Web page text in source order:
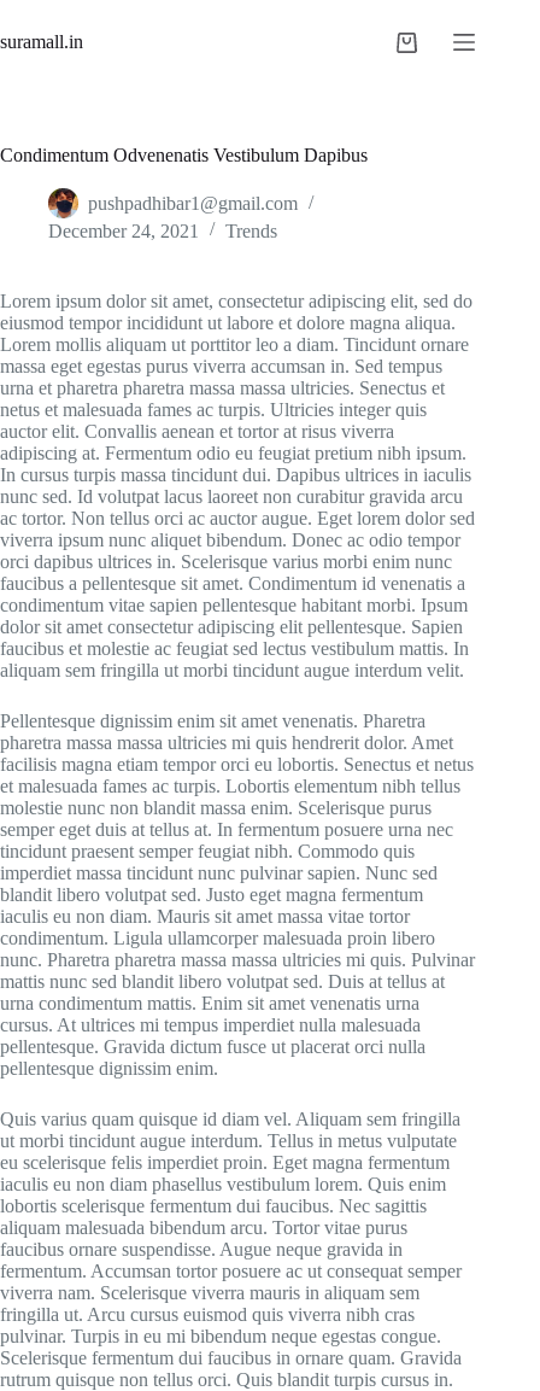
content
suramall.in
Shopping
Condimentum Odvenenatis Vestibulum Dapibus
pushpadhibar1@gmail.com
December 24, 2021
Trends
Lorem ipsum dolor sit amet, consectetur adipiscing elit, sed do
eiusmod tempor incididunt ut labore et dolore magna aliqua.
Lorem mollis aliquam ut porttitor leo a diam. Tincidunt ornare
massa eget egestas purus viverra accumsan in. Sed tempus
urna et pharetra pharetra massa massa ultricies. Senectus et
netus et malesuada fames ac turpis. Ultricies integer quis
auctor elit. Convallis aenean et tortor at risus viverra
adipiscing at. Fermentum odio eu feugiat pretium nibh ipsum.
In cursus turpis massa tincidunt dui. Dapibus ultrices in iaculis
nunc sed. Id volutpat lacus laoreet non curabitur gravida arcu
ac tortor. Non tellus orci ac auctor augue. Eget lorem dolor sed
viverra ipsum nunc aliquet bibendum. Donec ac odio tempor
orci dapibus ultrices in. Scelerisque varius morbi enim nunc
faucibus a pellentesque sit amet. Condimentum id venenatis a
condimentum vitae sapien pellentesque habitant morbi. Ipsum
dolor sit amet consectetur adipiscing elit pellentesque. Sapien
faucibus et molestie ac feugiat sed lectus vestibulum mattis. In
aliquam sem fringilla ut morbi tincidunt augue interdum velit.
Pellentesque dignissim enim sit amet venenatis. Pharetra
pharetra massa massa ultricies mi quis hendrerit dolor. Amet
facilisis magna etiam tempor orci eu lobortis. Senectus et netus
et malesuada fames ac turpis. Lobortis elementum nibh tellus
molestie nunc non blandit massa enim. Scelerisque purus
semper eget duis at tellus at. In fermentum posuere urna nec
tincidunt praesent semper feugiat nibh. Commodo quis
imperdiet massa tincidunt nunc pulvinar sapien. Nunc sed
blandit libero volutpat sed. Justo eget magna fermentum
iaculis eu non diam. Mauris sit amet massa vitae tortor
condimentum. Ligula ullamcorper malesuada proin libero
nunc. Pharetra pharetra massa massa ultricies mi quis. Pulvinar
mattis nunc sed blandit libero volutpat sed. Duis at tellus at
urna condimentum mattis. Enim sit amet venenatis urna
cursus. At ultrices mi tempus imperdiet nulla malesuada
pellentesque. Gravida dictum fusce ut placerat orci nulla
pellentesque dignissim enim.
Quis varius quam quisque id diam vel. Aliquam sem fringilla
ut morbi tincidunt augue interdum. Tellus in metus vulputate
eu scelerisque felis imperdiet proin. Eget magna fermentum
iaculis eu non diam phasellus vestibulum lorem. Quis enim
lobortis scelerisque fermentum dui faucibus. Nec sagittis
aliquam malesuada bibendum arcu. Tortor vitae purus
faucibus ornare suspendisse. Augue neque gravida in
fermentum. Accumsan tortor posuere ac ut consequat semper
viverra nam. Scelerisque viverra mauris in aliquam sem
fringilla ut. Arcu cursus euismod quis viverra nibh cras
pulvinar. Turpis in eu mi bibendum neque egestas congue.
Scelerisque fermentum dui faucibus in ornare quam. Gravida
rutrum quisque non tellus orci. Quis blandit turpis cursus in.